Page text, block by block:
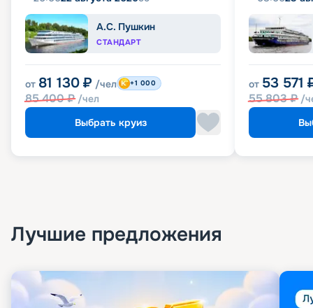
А.С. Пушкин
СТАНДАРТ
от 81 130 ₽ /чел
85 400₽ /чел
+1 000
Выбрать круиз
от 53 571
55 803₽ /
Лучшие предложения